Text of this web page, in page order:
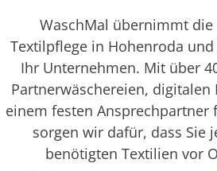
WaschMal übernimmt
Textilpflege in Hohenroda
Ihr Unternehmen. Mit über
Partnerwäschereien, digitalen
einem festen Ansprechpartner
sorgen wir dafür, dass Sie
benötigten Textilien vor